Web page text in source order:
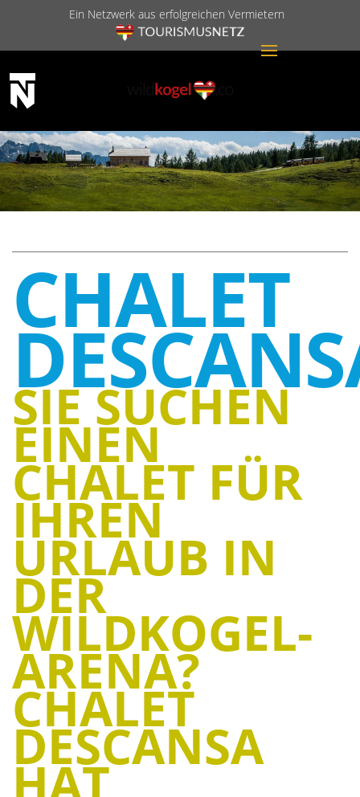
Ein Netzwerk aus erfolgreichen Vermietern
CHALET
SIE SUCHEN
EINEN
CHALET FÜR
IHREN
URLAUB IN
DER
WILDKOGEL-
ARENA?
CHALET
DESCANSA
HAT